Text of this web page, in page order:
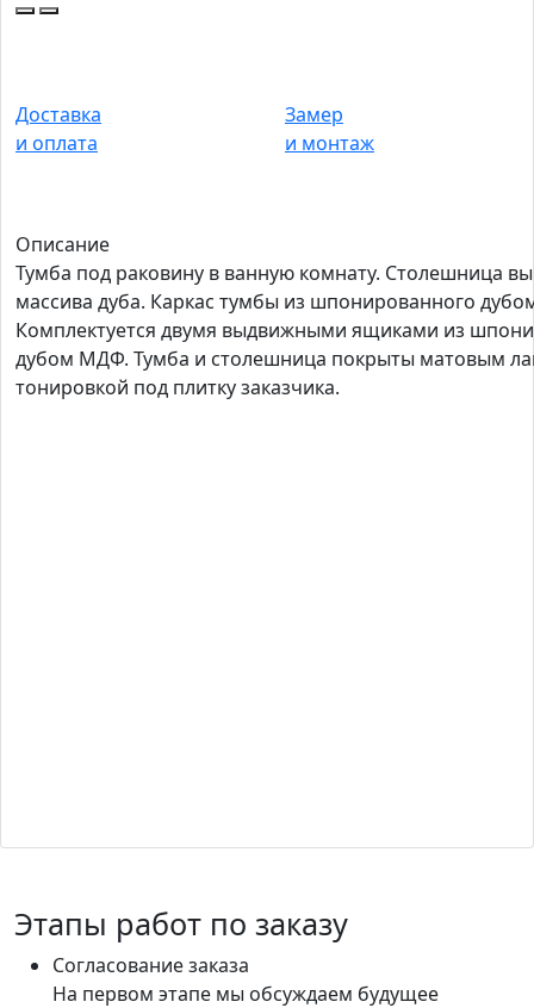
Доставка
и оплата
Замер
и монтаж
Описание
Тумба под раковину в ванную комнату. Столешница
массива дуба. Каркас тумбы из шпонированного
Комплектуется двумя выдвижными ящиками из
дубом МДФ. Тумба и столешница покрыты матовым
тонировкой под плитку заказчика.
Этапы работ по заказу
Согласование заказа
На первом этапе мы обсуждаем будущее